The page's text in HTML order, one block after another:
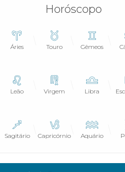
Horóscopo
Áries Touro Gêmeos
Leão Virgem Libra
Sagitário Capricórnio Aquário